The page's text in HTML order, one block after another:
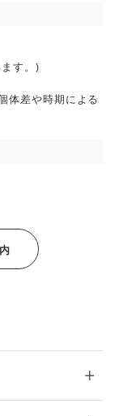
す。)
体差や時期による